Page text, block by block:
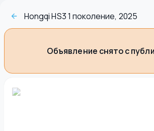
Hongqi HS3 1 поколение, 2025
Объявление снято с